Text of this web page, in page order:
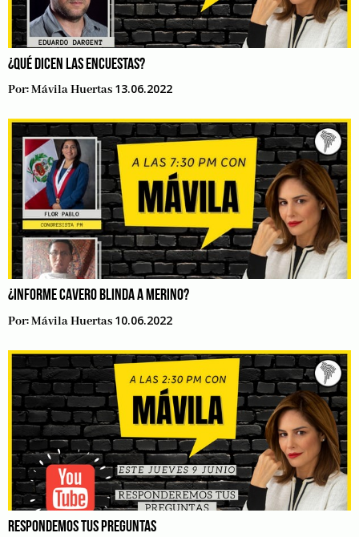
¿QUÉ DICEN LAS ENCUESTAS?
Por:Mávila Huertas 13.06.2022
¿INFORME CAVERO BLINDA A MERINO?
Por:Mávila Huertas 10.06.2022
RESPONDEMOS TUS PREGUNTAS